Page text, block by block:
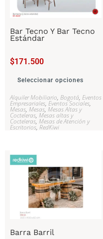
Bar Tecno Y Bar Tecno
Estándar
$171.500
Seleccionar opciones
Alquiler Mobiliario, Bogotá, Eventos
Empresariales, Eventos Sociales,
Mesas, Mesas, Mesas Altas y
Cocteleras, Mesas altas y
Cocteleras, Mesas de Atención y
Escritorios, RedKiwi
Barra Barril